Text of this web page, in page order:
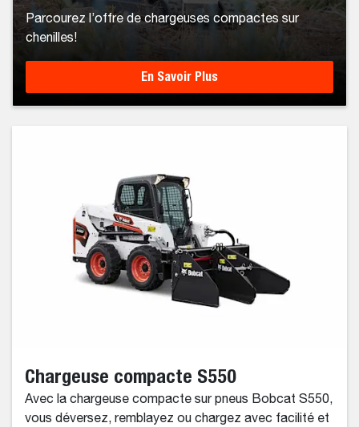
Parcourez l’offre de chargeuses compactes sur
chenilles!
En Savoir Plus
Chargeuse compacte S550
Avec la chargeuse compacte sur pneus Bobcat S550,
vous déversez, remblayez ou chargez avec facilité et